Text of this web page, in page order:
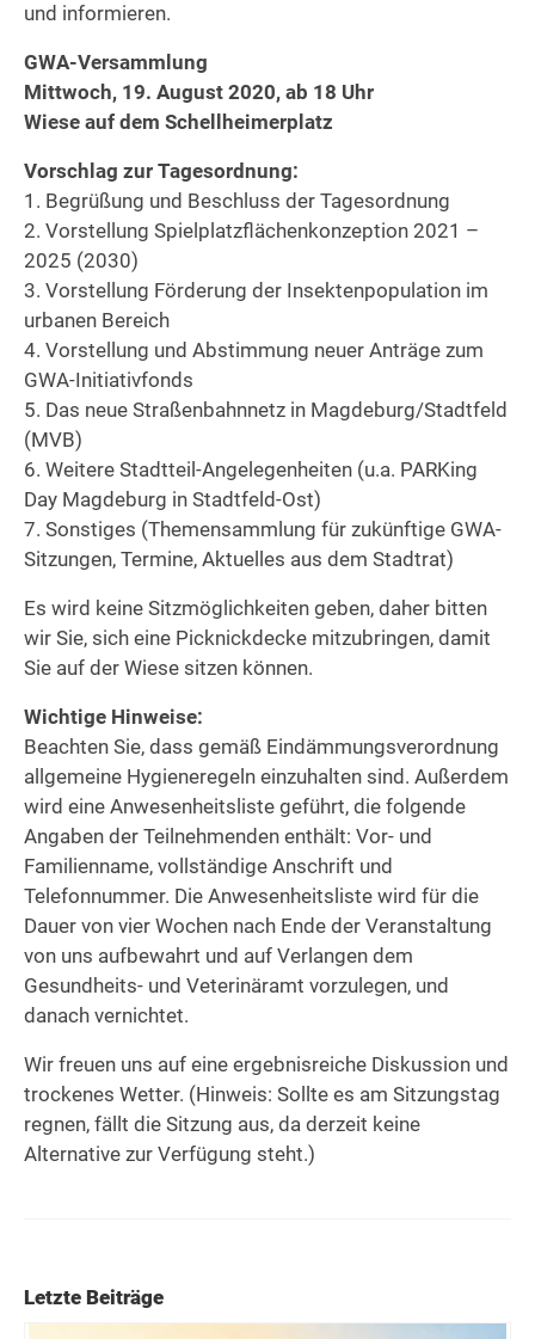
und informieren.
GWA-Versammlung
Mittwoch, 19. August 2020, ab 18 Uhr
Wiese auf dem Schellheimerplatz
Vorschlag zur Tagesordnung:
1. Begrüßung und Beschluss der Tagesordnung
2. Vorstellung Spielplatzflächenkonzeption 2021 –
2025 (2030)
3. Vorstellung Förderung der Insektenpopulation im
urbanen Bereich
4. Vorstellung und Abstimmung neuer Anträge zum
GWA-Initiativfonds
5. Das neue Straßenbahnnetz in Magdeburg/Stadtfeld
(MVB)
6. Weitere Stadtteil-Angelegenheiten (u.a. PARKing
Day Magdeburg in Stadtfeld-Ost)
7. Sonstiges (Themensammlung für zukünftige GWA-
Sitzungen, Termine, Aktuelles aus dem Stadtrat)
Es wird keine Sitzmöglichkeiten geben, daher bitten
wir Sie, sich eine Picknickdecke mitzubringen, damit
Sie auf der Wiese sitzen können.
Wichtige Hinweise:
Beachten Sie, dass gemäß Eindämmungsverordnung
allgemeine Hygieneregeln einzuhalten sind. Außerdem
wird eine Anwesenheitsliste geführt, die folgende
Angaben der Teilnehmenden enthält: Vor- und
Familienname, vollständige Anschrift und
Telefonnummer. Die Anwesenheitsliste wird für die
Dauer von vier Wochen nach Ende der Veranstaltung
von uns aufbewahrt und auf Verlangen dem
Gesundheits- und Veterinäramt vorzulegen, und
danach vernichtet.
Wir freuen uns auf eine ergebnisreiche Diskussion und
trockenes Wetter. (Hinweis: Sollte es am Sitzungstag
regnen, fällt die Sitzung aus, da derzeit keine
Alternative zur Verfügung steht.)
Letzte Beiträge